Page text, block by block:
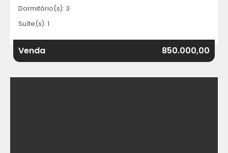
Dormitório(s): 3
Suíte(s): 1
Venda 850.000,00